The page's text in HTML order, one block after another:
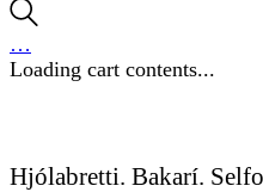
…
Loading cart contents...
Hjólabretti. Bakarí.